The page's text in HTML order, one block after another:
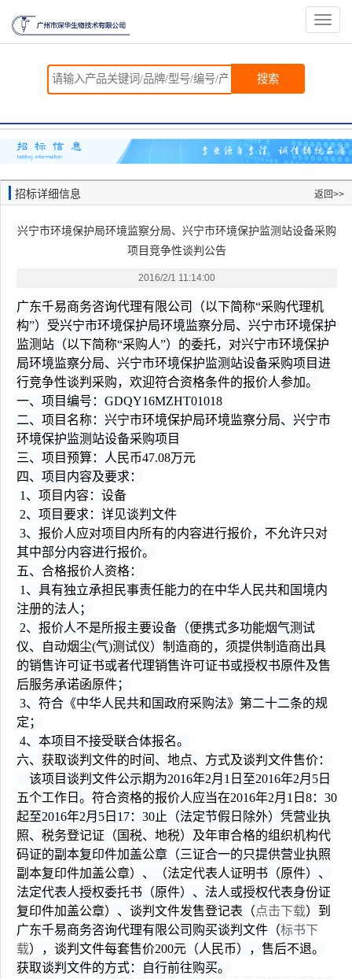
切
换
搜索
招标详细信息 返回>>
兴宁市环境保护局环境监察分局、兴宁市环境保护监测站设备采购
项目竞争性谈判公告
2016/2/1 11:14:00
广东千易商务咨询代理有限公司（以下简称“采购代理机
构”）受兴宁市环境保护局环境监察分局、兴宁市环境保护
监测站（以下简称“采购人”）的委托，对兴宁市环境保护
局环境监察分局、兴宁市环境保护监测站设备采购项目进
行竞争性谈判采购，欢迎符合资格条件的报价人参加。
一、项目编号：GDQY16MZHT01018
二、项目名称：兴宁市环境保护局环境监察分局、兴宁市
环境保护监测站设备采购项目
三、项目预算：人民币47.08万元
四、项目内容及要求：
1、项目内容：设备
2、项目要求：详见谈判文件
3、报价人应对项目内所有的内容进行报价，不允许只对
其中部分内容进行报价。
五、合格报价人资格：
1、具有独立承担民事责任能力的在中华人民共和国境内
注册的法人；
2、报价人不是所报主要设备（便携式多功能烟气测试
仪、自动烟尘(气)测试仪）制造商的，须提供制造商出具
的销售许可证书或者代理销售许可证书或授权书原件及售
后服务承诺函原件；
3、符合《中华人民共和国政府采购法》第二十二条的规
定；
4、本项目不接受联合体报名。
六、获取谈判文件的时间、地点、方式及谈判文件售价：
该项目谈判文件公示期为2016年2月1日至2016年2月5日
五个工作日。符合资格的报价人应当在2016年2月1日8：30
起至2016年2月5日17：30止（法定节假日除外）凭营业执
照、税务登记证（国税、地税）及年审合格的组织机构代
码证的副本复印件加盖公章（三证合一的只提供营业执照
副本复印件加盖公章）、（法定代表人证明书（原件）、
法定代表人授权委托书（原件）、法人或授权代表身份证
复印件加盖公章）、谈判文件发售登记表（ 点击下载）到
广东千易商务咨询代理有限公司购买谈判文件（标书下
载），谈判文件每套售价200元（人民币），售后不退。
获取谈判文件的方式：自行前往购买。